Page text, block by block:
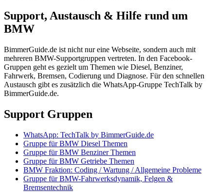
Support, Austausch & Hilfe rund um
BMW
BimmerGuide.de ist nicht nur eine Webseite, sondern auch mit
mehreren BMW-Supportgruppen vertreten. In den Facebook-
Gruppen geht es gezielt um Themen wie Diesel, Benziner,
Fahrwerk, Bremsen, Codierung und Diagnose. Für den schnellen
Austausch gibt es zusätzlich die WhatsApp-Gruppe TechTalk by
BimmerGuide.de.
Support Gruppen
WhatsApp: TechTalk by BimmerGuide.de
Gruppe für BMW Diesel Themen
Gruppe für BMW Benziner Themen
Gruppe für BMW Getriebe Themen
BMW Fraktion: Coding / Wartung / Allgemeine Probleme
Gruppe für BMW-Fahrwerksdynamik, Felgen &
Bremsentechnik